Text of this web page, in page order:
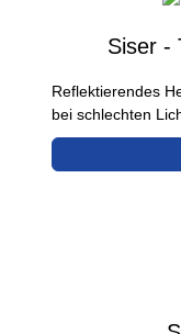
Siser -
Reflektierendes
bei schlechten